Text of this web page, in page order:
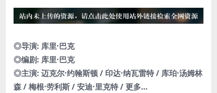
◎导演: 库里·巴克
◎编剧: 库里·巴克
◎主演: 迈克尔·约翰斯顿 / 印达·纳瓦雷特 / 库珀·汤姆林
森 / 梅根·劳利斯 / 安迪·里克特 / 更多…